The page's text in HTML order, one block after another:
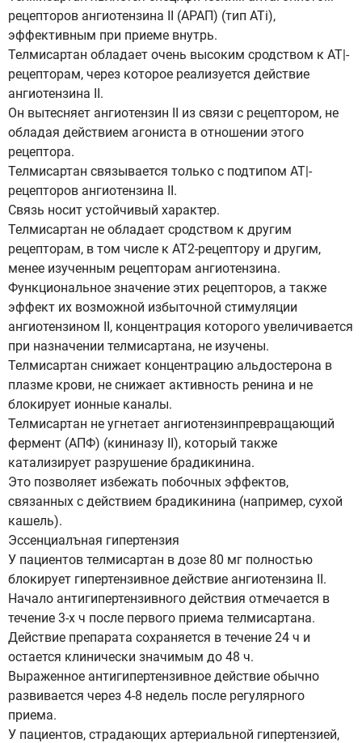
рецепторов ангиотензина II (АРАП) (тип ATi),
эффективным при приеме внутрь.
Телмисартан обладает очень высоким сродством к АТ|-
рецепторам, через которое реализуется действие
ангиотензина II.
Он вытесняет ангиотензин II из связи с рецептором, не
обладая действием агониста в отношении этого
рецептора.
Телмисартан связывается только с подтипом АТ|-
рецепторов ангиотензина II.
Связь носит устойчивый характер.
Телмисартан не обладает сродством к другим
рецепторам, в том числе к АТ2-рецептору и другим,
менее изученным рецепторам ангиотензина.
Функциональное значение этих рецепторов, а также
эффект их возможной избыточной стимуляции
ангиотензином II, концентрация которого увеличивается
при назначении телмисартана, не изучены.
Телмисартан снижает концентрацию альдостерона в
плазме крови, не снижает активность ренина и не
блокирует ионные каналы.
Телмисартан не угнетает ангиотензинпревращающий
фермент (АПФ) (кининазу II), который также
катализирует разрушение брадикинина.
Это позволяет избежать побочных эффектов,
связанных с действием брадикинина (например, сухой
кашель).
Эссенциалъная гипертензия
У пациентов телмисартан в дозе 80 мг полностью
блокирует гипертензивное действие ангиотензина II.
Начало антигипертензивного действия отмечается в
течение 3-х ч после первого приема телмисартана.
Действие препарата сохраняется в течение 24 ч и
остается клинически значимым до 48 ч.
Выраженное антигипертензивное действие обычно
развивается через 4-8 недель после регулярного
приема.
У пациентов, страдающих артериальной гипертензией,